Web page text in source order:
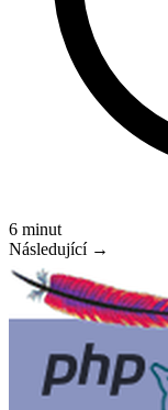
6 minut
Následující →